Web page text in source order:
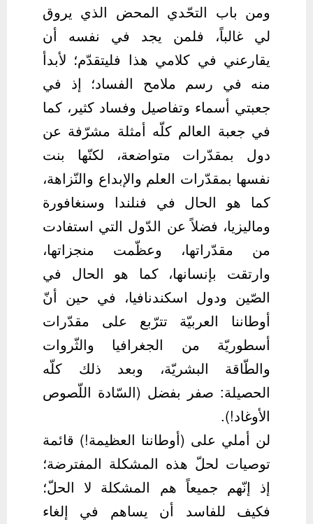
ومن باب التحّدي المحض الذي يروق
لي غالباً، فلمن يجد في نفسه أن
يقارعني في كلامي هذا فليتقدّم؛ لأبدأ
منه في رسم ملامح الفساد؛ إذ في
جعبتي أسماء وتفاصيل وفساد كثير، كما
في جعبة العالم كلّه أمثلة مشرّفة عن
دول بمقدّرات متواضعة، لكنّها بنت
نفسها بمقدّرات العلم والإبداع والنّزاهة،
كما هو الحال في فنلندا وسنغافورة
وماليزيا، فضلاً عن الدّول التي استفادت
من مقدّراتها، وعظّمت منجزاتها،
وارتقت بإنسانها، كما هو الحال في
الصّين ودول اسكندنافيا، في حين أنّ
أوطاننا العربيّة تترّبع على مقدّرات
أسطوريّة من الجغرافيا والثّروات
والطّاقة البشريّة، وبعد ذلك كلّه
الحصيلة: صفر بفضل (السّادة اللّصوص
الأوغاد!).
لن أملي على (أوطاننا العظيمة!) قائمة
توصيات لحلّ هذه المشكلة المفترضة؛
إذ إنّهم جميعاً هم المشكلة لا الحلّ؛
فكيف للفاسد أن يساهم في إلغاء